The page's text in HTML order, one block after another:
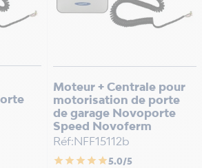
Moteur + Centrale pour
motorisation de porte
de garage Novoporte
Speed Novoferm
Réf:NFF15112b
star star star star star5.0/5